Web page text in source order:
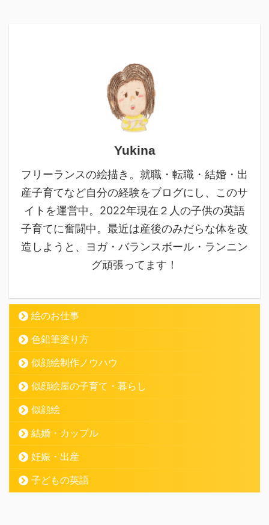
Yukina
フリーランスの絵描き。就職・転職・結婚・出
産子育てなど自分の経験をブログにし、このサ
イトを運営中。2022年現在２人の子供の英語
子育てに奮闘中。最近は産後のみだらな体を改
造しようと、ヨガ・バランスボール・ランニン
グ頑張ってます！
絵のお仕事
色鉛筆塗り方
似顔絵制作ノウハウ
似顔絵屋の子育て・暮らし
似顔絵
結婚・カップル
妊娠・出産
子どもの英語